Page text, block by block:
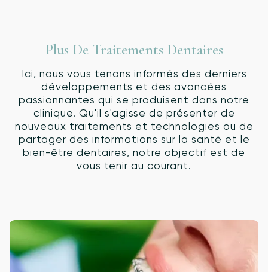
Plus De Traitements Dentaires
Ici, nous vous tenons informés des derniers
développements et des avancées
passionnantes qui se produisent dans notre
clinique. Qu'il s'agisse de présenter de
nouveaux traitements et technologies ou de
partager des informations sur la santé et le
bien-être dentaires, notre objectif est de
vous tenir au courant.